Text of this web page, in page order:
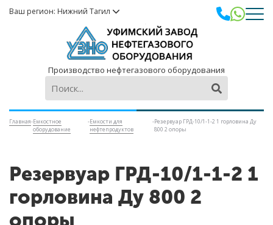
Ваш регион: Нижний Тагил
Производство нефтегазового оборудования
Главная-Емкостное
оборудование
-Емкости для
нефтепродуктов
-Резервуар ГРД-10/1-1-2 1 горловина Ду
800 2 опоры
Резервуар ГРД-10/1-1-2 1
горловина Ду 800 2